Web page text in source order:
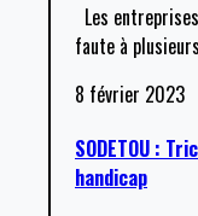
Les
faute à
8 février 2023
SODETOU :
handicap